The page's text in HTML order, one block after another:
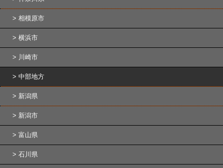
相模原市
横浜市
川崎市
中部地方
新潟県
新潟市
富山県
石川県